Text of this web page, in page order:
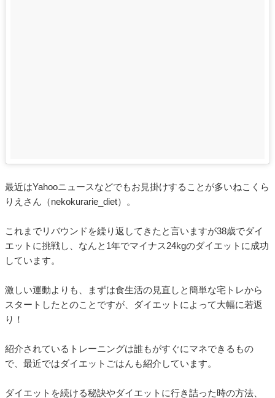
最近はYahooニュースなどでもお見掛けすることが多いねこくら
りえさん（nekokurarie_diet）。
これまでリバウンドを繰り返してきたと言いますが38歳でダイ
エットに挑戦し、なんと1年でマイナス24kgのダイエットに成功
しています。
激しい運動よりも、まずは食生活の見直しと簡単な宅トレから
スタートしたとのことですが、ダイエットによって大幅に若返
り！
紹介されているトレーニングは誰もがすぐにマネできるもの
で、最近ではダイエットごはんも紹介しています。
ダイエットを続ける秘訣やダイエットに行き詰った時の方法、